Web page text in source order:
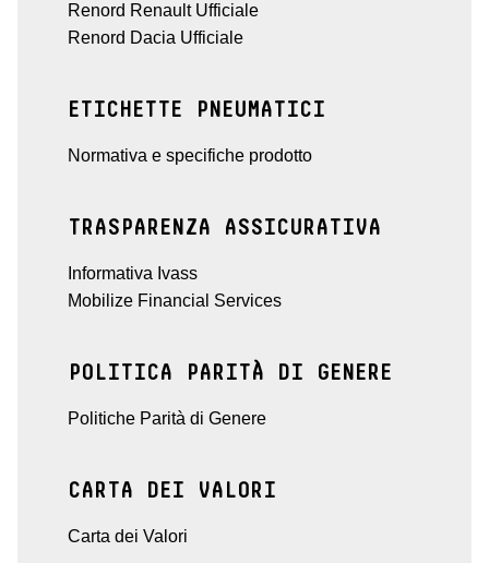
Renord Renault Ufficiale
Renord Dacia Ufficiale
ETICHETTE PNEUMATICI
Normativa e specifiche prodotto
TRASPARENZA ASSICURATIVA
Informativa Ivass
Mobilize Financial Services
POLITICA PARITÀ DI GENERE
Politiche Parità di Genere
CARTA DEI VALORI
Carta dei Valori